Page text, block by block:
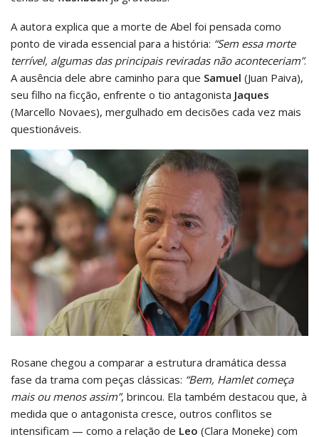
A autora explica que a morte de Abel foi pensada como
ponto de virada essencial para a história: “Sem essa morte
terrível, algumas das principais reviradas não aconteceriam”.
A ausência dele abre caminho para que Samuel (Juan Paiva),
seu filho na ficção, enfrente o tio antagonista Jaques
(Marcello Novaes), mergulhado em decisões cada vez mais
questionáveis.
Rosane chegou a comparar a estrutura dramática dessa
fase da trama com peças clássicas: “Bem, Hamlet começa
mais ou menos assim”, brincou. Ela também destacou que, à
medida que o antagonista cresce, outros conflitos se
intensificam — como a relação de Leo (Clara Moneke) com